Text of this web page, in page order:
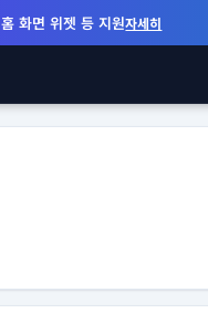
홈 화면 위젯 등 지원자세히